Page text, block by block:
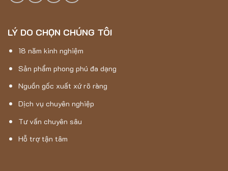
LÝ DO CHỌN CHÚNG TÔI
18 năm kinh nghiệm
Sản phẩm phong phú đa dạng
Nguồn gốc xuất xứ rõ ràng
Dịch vụ chuyên nghiệp
Tư vấn chuyên sâu
Hỗ trợ tận tâm